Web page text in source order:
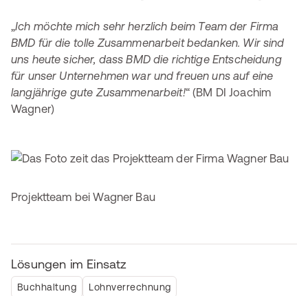
„Ich möchte mich sehr herzlich beim Team der Firma
BMD für die tolle Zusammenarbeit bedanken. Wir sind
uns heute sicher, dass BMD die richtige Entscheidung
für unser Unternehmen war und freuen uns auf eine
langjährige gute Zusammenarbeit!“ (BM DI Joachim
Wagner)
Projektteam bei Wagner Bau
Lösungen im Einsatz
Buchhaltung
Lohnverrechnung